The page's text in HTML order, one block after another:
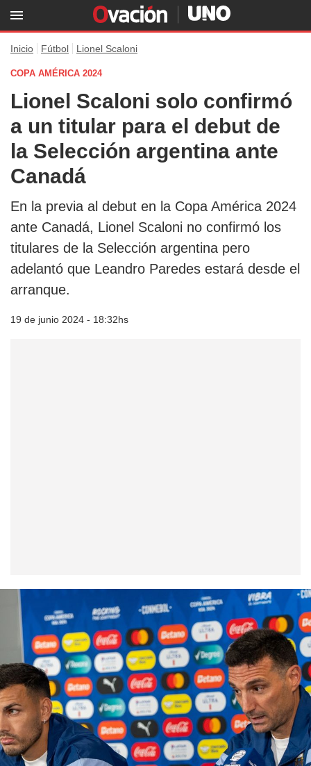
Inicio Fútbol Lionel Scaloni
COPA AMÉRICA 2024
Lionel Scaloni solo confirmó
a un titular para el debut de
la Selección argentina ante
Canadá
En la previa al debut en la Copa América 2024
ante Canadá, Lionel Scaloni no confirmó los
titulares de la Selección argentina pero
adelantó que Leandro Paredes estará desde el
arranque.
19 de junio 2024 - 18:32hs